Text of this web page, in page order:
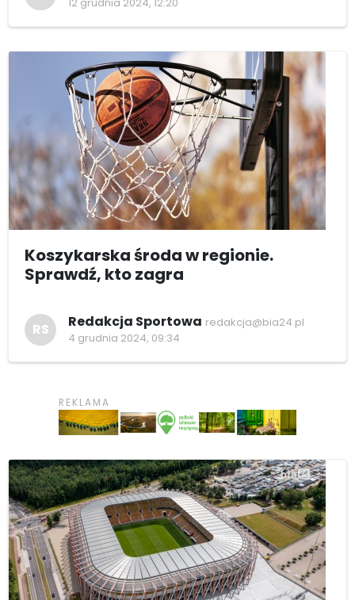
Koszykarska środa w regionie.
Sprawdź, kto zagra
RS Redakcja Sportowa redakcja@bia24.pl
4 grudnia 2024, 09:34